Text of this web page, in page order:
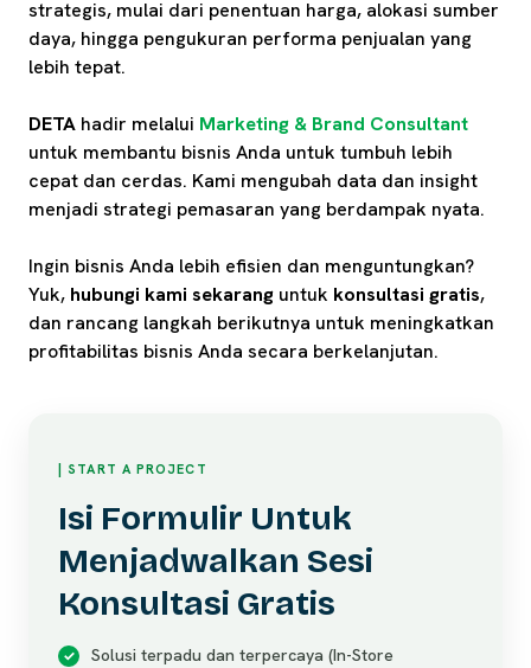
strategis, mulai dari penentuan harga, alokasi sumber
daya, hingga pengukuran performa penjualan yang
lebih tepat.
DETA hadir melalui Marketing & Brand Consultant
untuk membantu bisnis Anda untuk tumbuh lebih
cepat dan cerdas. Kami mengubah data dan insight
menjadi strategi pemasaran yang berdampak nyata.
Ingin bisnis Anda lebih efisien dan menguntungkan?
Yuk, hubungi kami sekarang untuk konsultasi gratis,
dan rancang langkah berikutnya untuk meningkatkan
profitabilitas bisnis Anda secara berkelanjutan.
| START A PROJECT
Isi Formulir Untuk
Menjadwalkan Sesi
Konsultasi Gratis
Solusi terpadu dan terpercaya (In-Store